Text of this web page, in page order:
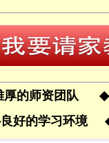
厚的师资团队 ◆
良好的学习环境